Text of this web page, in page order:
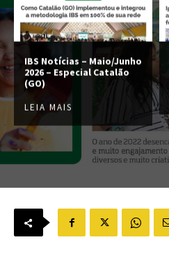
IBS Notícias – Maio/Junho
2026 – Especial Catalão
(GO)
LEIA MAIS